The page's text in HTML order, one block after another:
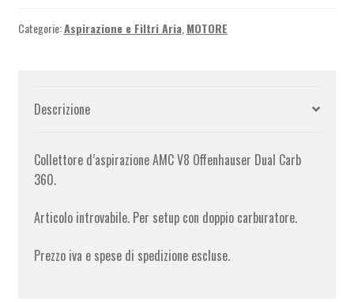
Categorie:Aspirazione e Filtri Aria, MOTORE
Descrizione
Collettore d’aspirazione AMC V8 Offenhauser Dual Carb
360.
Articolo introvabile. Per setup con doppio carburatore.
Prezzo iva e spese di spedizione escluse.